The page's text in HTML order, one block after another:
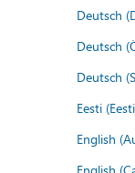
Deutsch
Deutsch
Deutsch
Eesti
English
English